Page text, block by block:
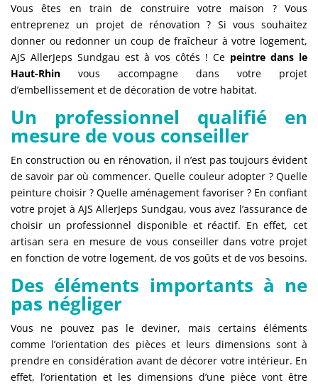
Vous êtes en train de construire votre maison ? Vous
entreprenez un projet de rénovation ? Si vous souhaitez
donner ou redonner un coup de fraîcheur à votre logement,
AJS AllerJeps Sundgau est à vos côtés ! Ce peintre dans le
Haut-Rhin vous accompagne dans votre projet
d’embellissement et de décoration de votre habitat.
Un professionnel qualifié en
mesure de vous conseiller
En construction ou en rénovation, il n’est pas toujours évident
de savoir par où commencer. Quelle couleur adopter ? Quelle
peinture choisir ? Quelle aménagement favoriser ? En confiant
votre projet à AJS AllerJeps Sundgau, vous avez l’assurance de
choisir un professionnel disponible et réactif. En effet, cet
artisan sera en mesure de vous conseiller dans votre projet
en fonction de votre logement, de vos goûts et de vos besoins.
Des éléments importants à ne
pas négliger
Vous ne pouvez pas le deviner, mais certains éléments
comme l’orientation des pièces et leurs dimensions sont à
prendre en considération avant de décorer votre intérieur. En
effet, l’orientation et les dimensions d’une pièce vont être